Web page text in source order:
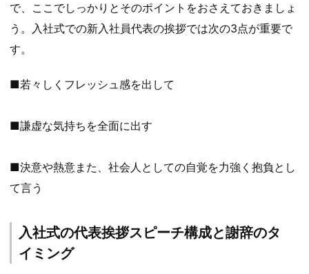
で、ここでしっかりとそのポイントをおさえておきましょ
う。入社式での新入社員代表の挨拶では次の3点が重要で
す。
■若々しくフレッシュ感を出して
■謙虚な気持ちを全面に出す
■決意や熱意また、社会人としての自覚を力強く抱負とし
て言う
入社式の代表挨拶スピーチ構成と謝辞のタ
イミング